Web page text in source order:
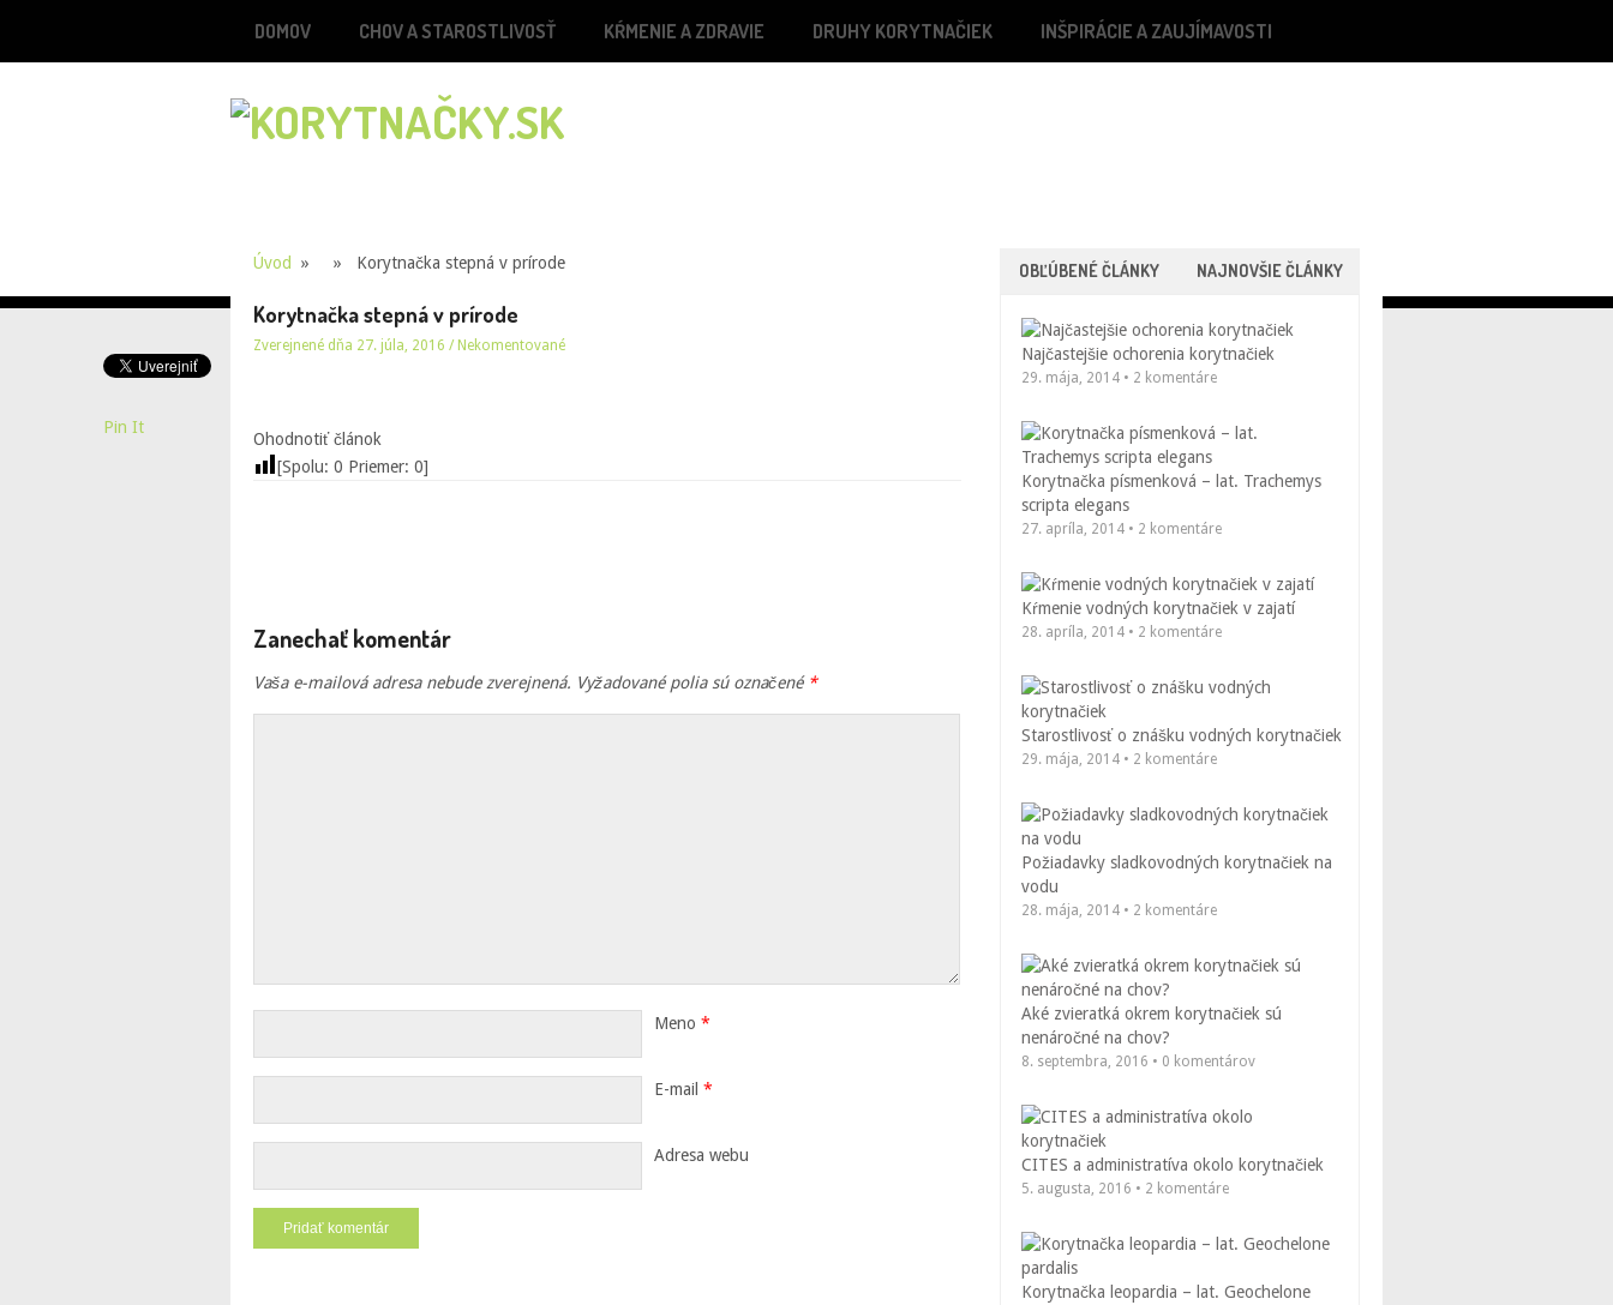
DOMOV CHOV A STAROSTLIVOSŤ KŔMENIE A ZDRAVIE DRUHY KORYTNAČIEK INŠPIRÁCIE A ZAUJÍMAVOSTI
Úvod » » Korytnačka stepná v prírode
Korytnačka stepná v prírode
Zverejnené dňa 27. júla, 2016 / Nekomentované
Ohodnotiť článok
[Spolu:0 Priemer:0]
Pin It
Zanechať komentár
Vaša e-mailová adresa nebude zverejnená. Vyžadované polia sú označené *
Meno*
E-mail*
Adresa webu
OBĽÚBENÉ ČLÁNKY NAJNOVŠIE ČLÁNKY
Najčastejšie ochorenia korytnačiek
29. mája, 2014 • 2 komentáre
Korytnačka písmenková – lat. Trachemys
scripta elegans
27. apríla, 2014 • 2 komentáre
Kŕmenie vodných korytnačiek v zajatí
28. apríla, 2014 • 2 komentáre
Starostlivosť o znášku vodných korytnačiek
29. mája, 2014 • 2 komentáre
Požiadavky sladkovodných korytnačiek na
vodu
28. mája, 2014 • 2 komentáre
Aké zvieratká okrem korytnačiek sú
nenáročné na chov?
8. septembra, 2016 • 0 komentárov
CITES a administratíva okolo korytnačiek
5. augusta, 2016 • 2 komentáre
Korytnačka leopardia – lat. Geochelone